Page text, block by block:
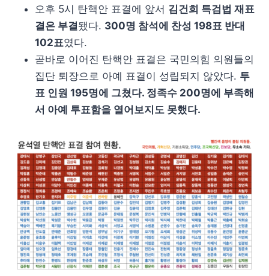
오후 5시 탄핵안 표결에 앞서 김건희 특검법 재표
결은 부결됐다. 300명 참석에 찬성 198표 반대
102표였다.
곧바로 이어진 탄핵안 표결은 국민의힘 의원들의
집단 퇴장으로 아예 표결이 성립되지 않았다. 투
표 인원 195명에 그쳤다. 정족수 200명에 부족해
서 아예 투표함을 열어보지도 못했다.